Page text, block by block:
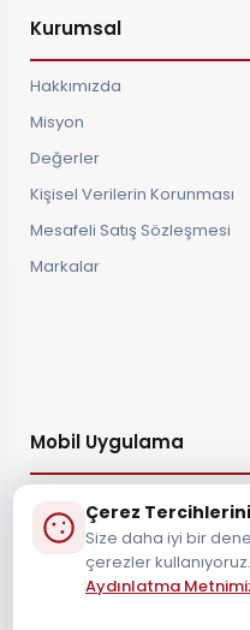
Kurumsal
Hakkımızda
Misyon
Değerler
Kişisel Verilerin Korunması
Mesafeli Satış Sözleşmesi
Markalar
Mobil Uygulama
Çerez
Size daha iyi bir
çerezler kullanıyoruz.
Aydınlatma